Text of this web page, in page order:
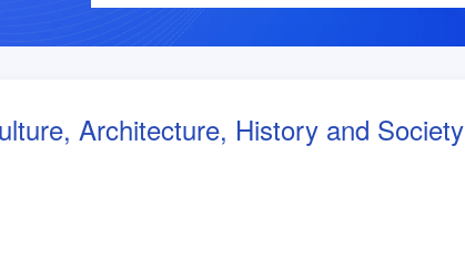
Architecture, History and Society